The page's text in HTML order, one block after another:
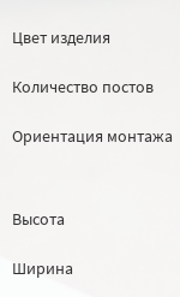
Цвет изделия
Количество постов
Ориентация монтажа
Высота
Ширина